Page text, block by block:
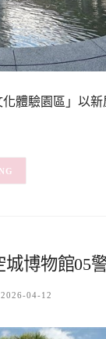
體驗園區」以
博物館05
2026-04-12